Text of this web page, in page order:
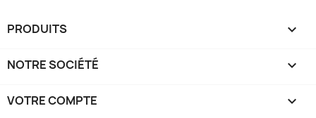
PRODUITS 
NOTRE SOCIÉTÉ 
VOTRE COMPTE 